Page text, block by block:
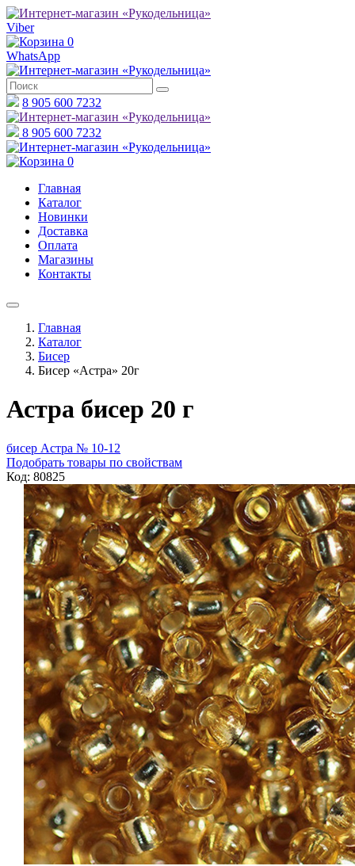
Viber
0
WhatsApp
8 905 600 7232
8 905 600 7232
0
Главная
Каталог
Новинки
Доставка
Оплата
Магазины
Контакты
Главная
Каталог
Бисер
Бисер «Астра» 20г
Астра бисер 20 г
бисер Астра № 10-12
Подобрать товары по свойствам
Код: 80825